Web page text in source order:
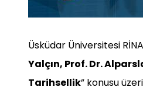
Üsküdar Üniversitesi
Yalçın, Prof. Dr.
Tarihsellik” konusu